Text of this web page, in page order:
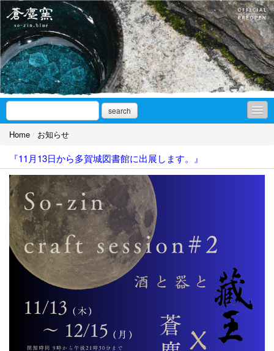
search
お知らせ
アオを求めて
ギャラリーnote
作品集
ギャラリーアクセス/SNS
取扱店
プロフィール
お問合せ
Home / お知らせ
『11月13日から多賀城図書館に出展します。』